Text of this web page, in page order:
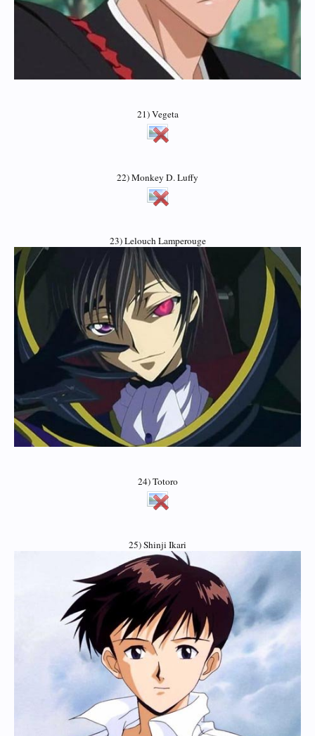
21) Vegeta
22) Monkey D. Luffy
23) Lelouch Lamperouge
24) Totoro
25) Shinji Ikari